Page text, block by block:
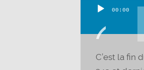
Lecteur
audio
00:00
C’est la fin